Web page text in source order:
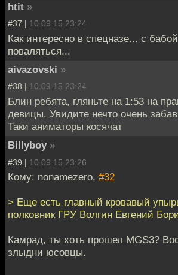
htit »
#37 | 10.09.15 23:24
Как интересно в спецназе... с
поваляться...
aivazovski »
#38 | 10.09.15 23:24
Блин ребята, гляньте на 1:53 на
девицы. Увидите нечто очень
Таки аниматоры косячат
Billyboy »
#39 | 10.09.15 23:26
Кому: nonamezero, #32
> Еще есть главный кровавый
полковник ГРУ Волгин Евгений
Камрад, ты хоть прошел MGS3?
злыдни юсовцы.